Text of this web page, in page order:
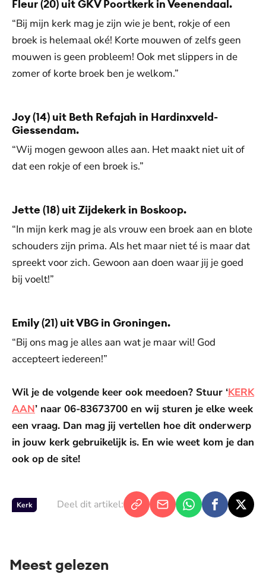
Fleur (20) uit GKV Poortkerk in Veenendaal.
“Bij mijn kerk mag je zijn wie je bent, rokje of een
broek is helemaal oké! Korte mouwen of zelfs geen
mouwen is geen probleem! Ook met slippers in de
zomer of korte broek ben je welkom.”
Joy (14) uit Beth Refajah in Hardinxveld-
Giessendam.
“Wij mogen gewoon alles aan. Het maakt niet uit of
dat een rokje of een broek is.”
Jette (18) uit Zijdekerk in Boskoop.
“In mijn kerk mag je als vrouw een broek aan en blote
schouders zijn prima. Als het maar niet té is maar dat
spreekt voor zich. Gewoon aan doen waar jij je goed
bij voelt!”
Emily (21) uit VBG in Groningen.
“Bij ons mag je alles aan wat je maar wil! God
accepteert iedereen!”
Wil je de volgende keer ook meedoen? Stuur ‘KERK
AAN’ naar 06-83673700 en wij sturen je elke week
een vraag. Dan mag jij vertellen hoe dit onderwerp
in jouw kerk gebruikelijk is. En wie weet kom je dan
ook op de site!
Kerk Deel dit artikel:
Meest gelezen